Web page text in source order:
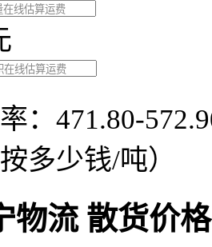
：471.80-
多少钱/吨）
物流 散货价格